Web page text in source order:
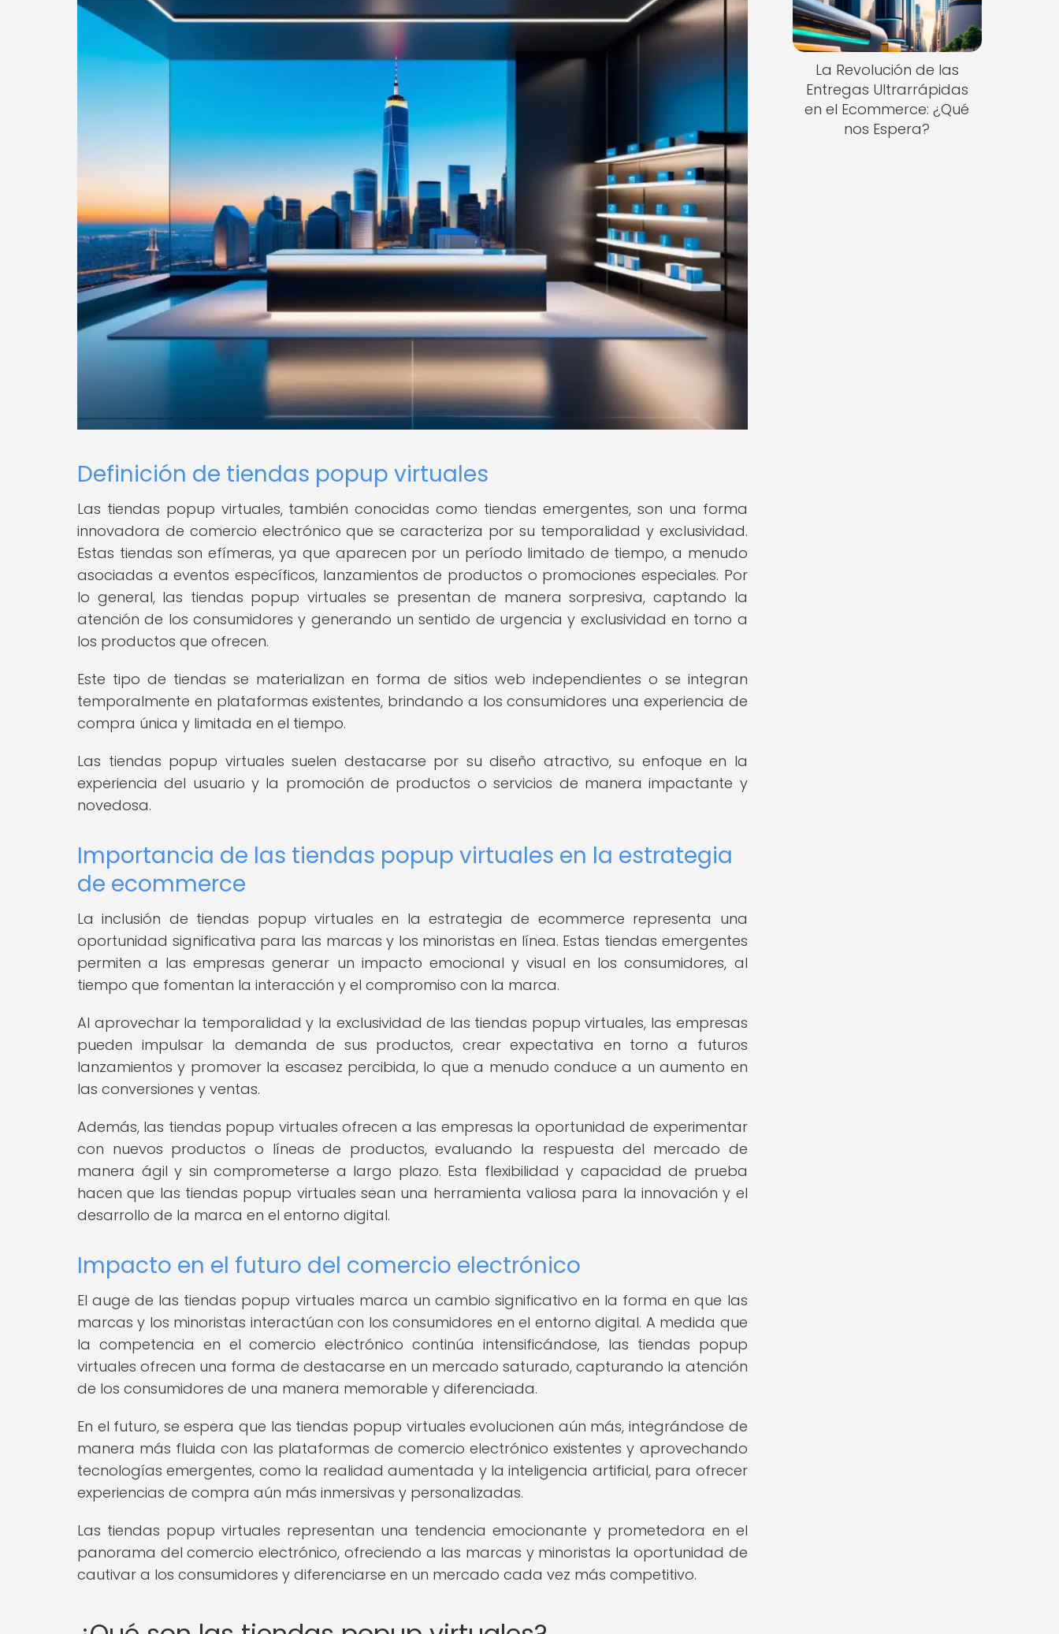
Definición de tiendas popup virtuales
Las tiendas popup virtuales, también conocidas como tiendas emergentes, son una forma
innovadora de comercio electrónico que se caracteriza por su temporalidad y exclusividad.
Estas tiendas son efímeras, ya que aparecen por un período limitado de tiempo, a menudo
asociadas a eventos específicos, lanzamientos de productos o promociones especiales. Por
lo general, las tiendas popup virtuales se presentan de manera sorpresiva, captando la
atención de los consumidores y generando un sentido de urgencia y exclusividad en torno a
los productos que ofrecen.
Este tipo de tiendas se materializan en forma de sitios web independientes o se integran
temporalmente en plataformas existentes, brindando a los consumidores una experiencia de
compra única y limitada en el tiempo.
Las tiendas popup virtuales suelen destacarse por su diseño atractivo, su enfoque en la
experiencia del usuario y la promoción de productos o servicios de manera impactante y
novedosa.
Importancia de las tiendas popup virtuales en la estrategia
de ecommerce
La inclusión de tiendas popup virtuales en la estrategia de ecommerce representa una
oportunidad significativa para las marcas y los minoristas en línea. Estas tiendas emergentes
permiten a las empresas generar un impacto emocional y visual en los consumidores, al
tiempo que fomentan la interacción y el compromiso con la marca.
Al aprovechar la temporalidad y la exclusividad de las tiendas popup virtuales, las empresas
pueden impulsar la demanda de sus productos, crear expectativa en torno a futuros
lanzamientos y promover la escasez percibida, lo que a menudo conduce a un aumento en
las conversiones y ventas.
Además, las tiendas popup virtuales ofrecen a las empresas la oportunidad de experimentar
con nuevos productos o líneas de productos, evaluando la respuesta del mercado de
manera ágil y sin comprometerse a largo plazo. Esta flexibilidad y capacidad de prueba
hacen que las tiendas popup virtuales sean una herramienta valiosa para la innovación y el
desarrollo de la marca en el entorno digital.
Impacto en el futuro del comercio electrónico
El auge de las tiendas popup virtuales marca un cambio significativo en la forma en que las
marcas y los minoristas interactúan con los consumidores en el entorno digital. A medida que
la competencia en el comercio electrónico continúa intensificándose, las tiendas popup
virtuales ofrecen una forma de destacarse en un mercado saturado, capturando la atención
de los consumidores de una manera memorable y diferenciada.
En el futuro, se espera que las tiendas popup virtuales evolucionen aún más, integrándose de
manera más fluida con las plataformas de comercio electrónico existentes y aprovechando
tecnologías emergentes, como la realidad aumentada y la inteligencia artificial, para ofrecer
experiencias de compra aún más inmersivas y personalizadas.
Las tiendas popup virtuales representan una tendencia emocionante y prometedora en el
panorama del comercio electrónico, ofreciendo a las marcas y minoristas la oportunidad de
cautivar a los consumidores y diferenciarse en un mercado cada vez más competitivo.
La Revolución de las
Entregas Ultrarrápidas
en el Ecommerce: ¿Qué
nos Espera?